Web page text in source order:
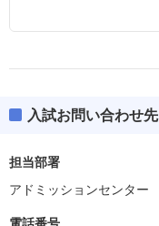
入試お問い合わせ先
担当部署
アドミッションセンター